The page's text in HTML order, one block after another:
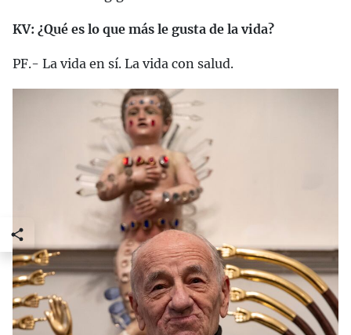
KV: ¿Qué es lo que más le gusta de la vida?
PF.- La vida en sí. La vida con salud.